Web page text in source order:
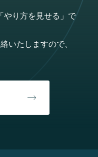
やり方を見せる」で
いたしますので、